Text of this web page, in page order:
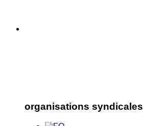
organisations syndicales